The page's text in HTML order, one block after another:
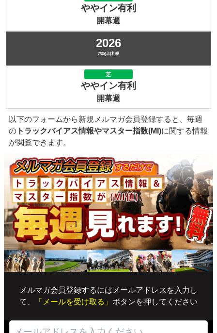
ややイン有利
開幕週
2026
7/25(土)札幌
芝
ややイン有利
開幕週
以下のフォームから新規メルマガ会員登録すると、毎週
の トラックバイアス情報やマスター指数(MI)に関する情報
が閲覧できます。
メルマガ会員登録するにはメールアドレスを入力し
て、
「メールを受け取る」 ボタンを押してください